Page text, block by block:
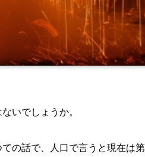
いでしょうか。
の話で、人口で言うと現在は第